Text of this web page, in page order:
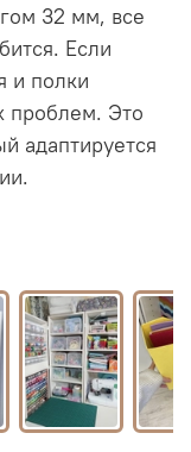
32 мм, все
Если
и полки
проблем. Это
адаптируется